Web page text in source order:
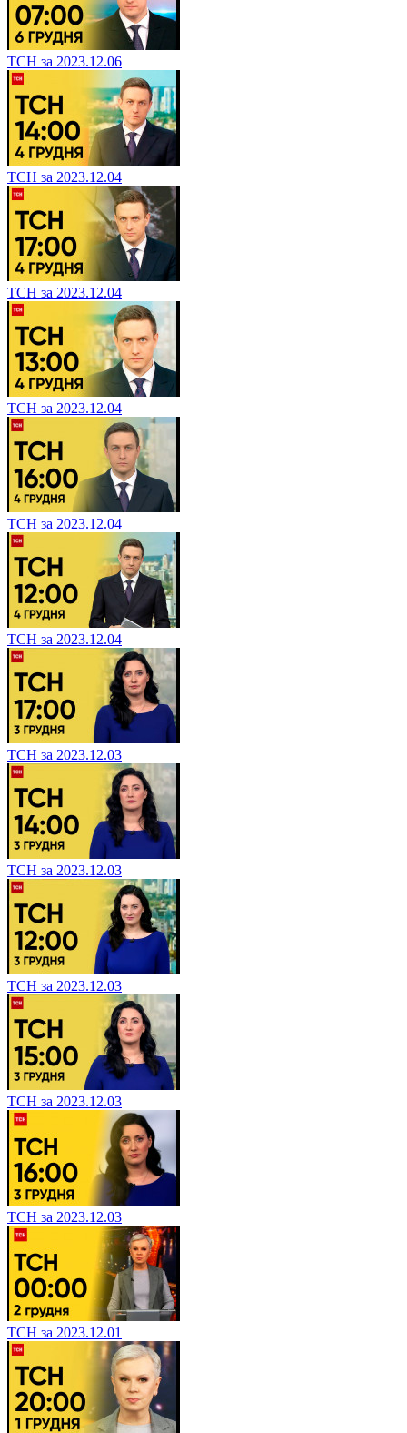
ТСН за 2023.12.06
ТСН за 2023.12.04
ТСН за 2023.12.04
ТСН за 2023.12.04
ТСН за 2023.12.04
ТСН за 2023.12.04
ТСН за 2023.12.03
ТСН за 2023.12.03
ТСН за 2023.12.03
ТСН за 2023.12.03
ТСН за 2023.12.03
ТСН за 2023.12.01